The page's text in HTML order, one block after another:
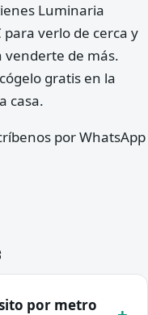
Luminaria
para verlo de cerca y
venderte de más.
gratis en la
casa.
por WhatsApp
por metro